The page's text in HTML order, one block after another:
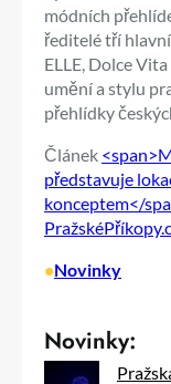
módních
ředitelé tří
ELLE, Dolce Vita
umění a stylu
přehlídky
Článek
představuje
konceptem</
•Novinky
Novinky: